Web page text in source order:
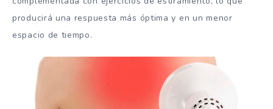
producirá una respuesta más óptima y en un menor
espacio de tiempo.